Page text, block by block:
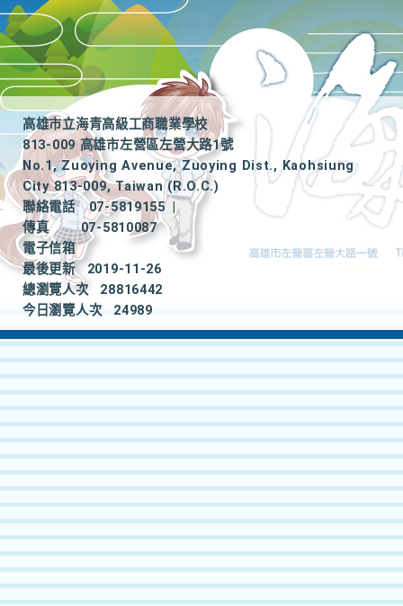
高雄市立海青高級工商職業學校
813-009 高雄市左營區左營大路1號
No.1, Zuoying Avenue, Zuoying Dist., Kaohsiung
City 813-009, Taiwan (R.O.C.)
聯絡電話
07-5819155
|
傳真
07-5810087
電子信箱
最後更新
2019-11-26
總瀏覽人次
28816442
今日瀏覽人次
24989